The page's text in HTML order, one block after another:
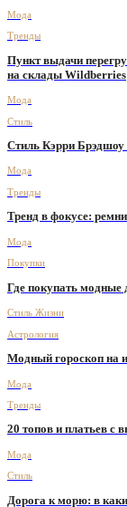
Мода
Тренды
Пункт выдачи
на склады Wildberries
Мода
Стиль
Стиль Кэрри
Мода
Тренды
Тренд в фокусе:
Мода
Покупки
Где покупать модные
Стиль Жизни
Астрология
Модный гороскоп на
Мода
Тренды
20 топов и платьев с
Мода
Стиль
Дорога к морю: в